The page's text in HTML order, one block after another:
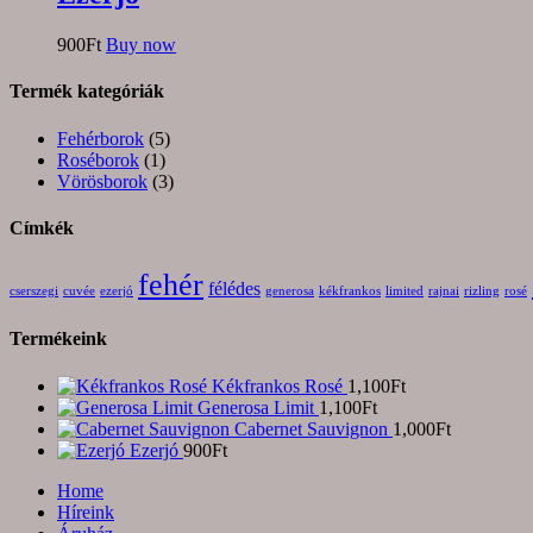
900Ft Buy now
Termék kategóriák
Fehérborok (5)
Roséborok (1)
Vörösborok (3)
Címkék
cserszegi cuvée ezerjó fehér félédes generosa kékfrankos limited rajnai rizling rosé
Termékeink
Kékfrankos Rosé 1,100Ft
Generosa Limit 1,100Ft
Cabernet Sauvignon 1,000Ft
Ezerjó 900Ft
Home
Híreink